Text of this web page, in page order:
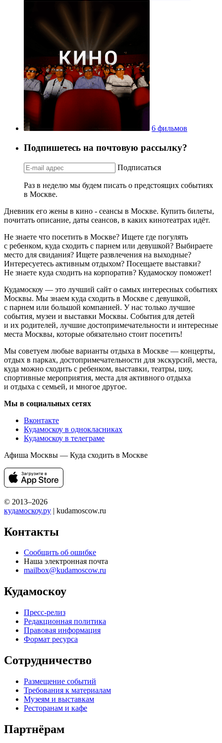
6 фильмов
Подпишетесь на почтовую рассылку?
Подписаться
Раз в неделю мы будем писать о предстоящих событиях
в Москве.
Дневник его жены в кино - сеансы в Москве. Купить билеты,
почитать описание, даты сеансов, в каких кинотеатрах идёт.
Не знаете что посетить в Москве? Ищете где погулять
с ребенком, куда сходить с парнем или девушкой? Выбираете
место для свидания? Ищете развлечения на выходные?
Интересуетесь активным отдыхом? Посещаете выставки?
Не знаете куда сходить на корпоратив? Кудамоскоу поможет!
Кудамоскоу — это лучший сайт о самых интересных событиях
Москвы. Мы знаем куда сходить в Москве с девушкой,
с парнем или большой компанией. У нас только лучшие
события, музеи и выставки Москвы. События для детей
и их родителей, лучшие достопримечательности и интересные
места Москвы, которые обязательно стоит посетить!
Мы советуем любые варианты отдыха в Москве — концерты,
отдых в парках, достопримечательности для экскурсий, места,
куда можно сходить с ребенком, выставки, театры, шоу,
спортивные мероприятия, места для активного отдыха
и отдыха с семьей, и многое другое.
Мы в социальных сетях
Вконтакте
Кудамоскоу в однокласниках
Кудамоскоу в телеграме
Афиша Москвы — Куда сходить в Москве
© 2013–2026
кудамоскоу.ру | kudamoscow.ru
Контакты
Сообщить об ошибке
Наша электронная почта
mailbox@kudamoscow.ru
Кудамоскоу
Пресс-релиз
Редакционная политика
Правовая информация
Формат ресурса
Сотрудничество
Размещение событий
Требования к материалам
Музеям и выставкам
Ресторанам и кафе
Партнёрам